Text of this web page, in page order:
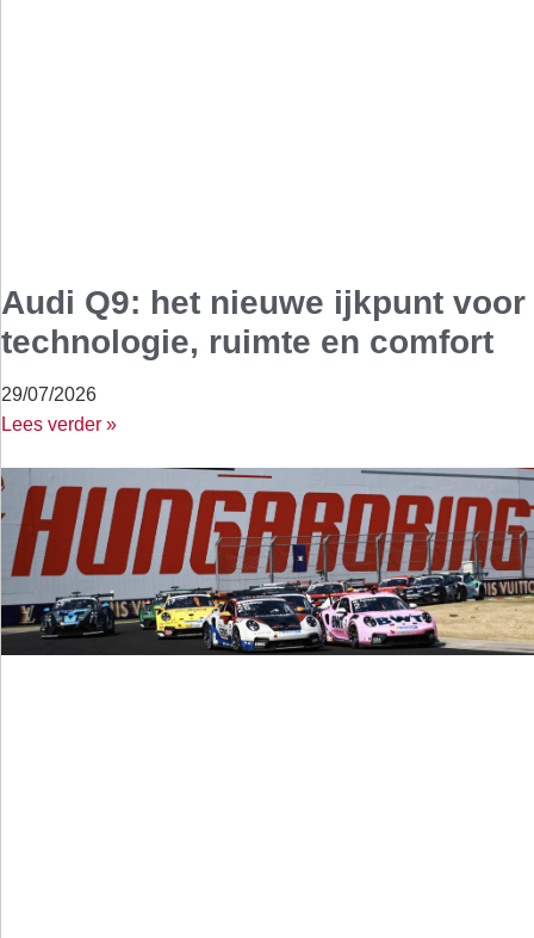
Audi Q9: het nieuwe ijkpunt voor
technologie, ruimte en comfort
29/07/2026
Lees verder »